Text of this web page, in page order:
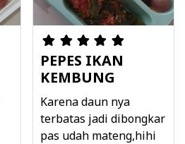
PEPES IKAN
KEMBUNG
Karena daun nya
terbatas jadi dibongkar
pas udah mateng,hihi